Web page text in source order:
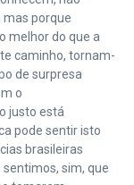
mas porque
melhor do que a
caminho, tornam-
de surpresa
o
justo está
pode sentir isto
brasileiras
sim, que